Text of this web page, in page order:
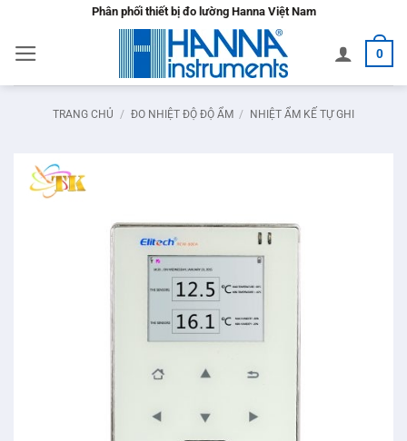
nội
dung
Phân phối thiết bị đo lường Hanna Việt Nam
0
TRANG CHỦ / ĐO NHIỆT ĐỘ ĐỘ ẨM / NHIỆT ẨM KẾ TỰ GHI